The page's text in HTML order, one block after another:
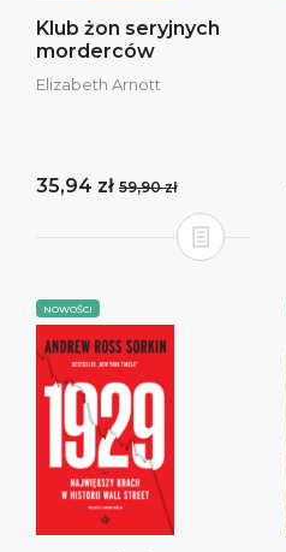
Klub żon seryjnych
morderców
Elizabeth Arnott
35,94 zł 59,90 zł
NOWOŚCI